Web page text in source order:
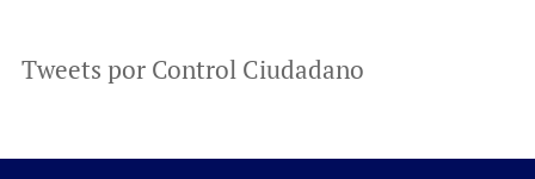
Tweets por Control Ciudadano